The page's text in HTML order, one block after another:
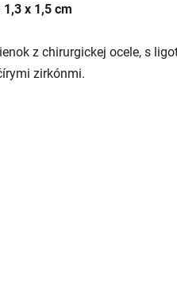
1,3 x 1,5 cm
z chirurgickej ocele, s
zirkónmi.